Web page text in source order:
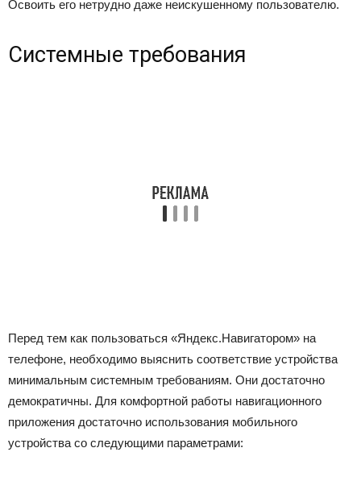
Освоить его нетрудно даже неискушенному пользователю.
Системные требования
Перед тем как пользоваться «Яндекс.Навигатором» на
телефоне, необходимо выяснить соответствие устройства
минимальным системным требованиям. Они достаточно
демократичны. Для комфортной работы навигационного
приложения достаточно использования мобильного
устройства со следующими параметрами: